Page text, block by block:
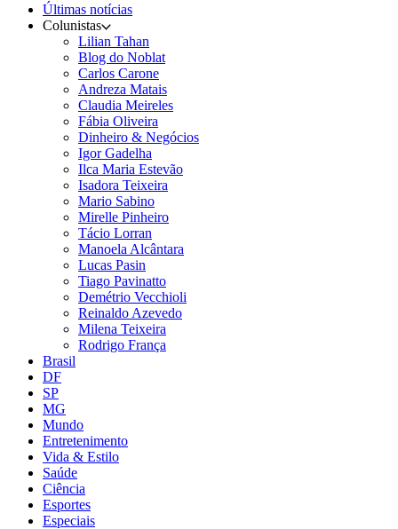
Últimas notícias
Colunistas
Lilian Tahan
Blog do Noblat
Carlos Carone
Andreza Matais
Claudia Meireles
Fábia Oliveira
Dinheiro & Negócios
Igor Gadelha
Ilca Maria Estevão
Isadora Teixeira
Mario Sabino
Mirelle Pinheiro
Tácio Lorran
Manoela Alcântara
Lucas Pasin
Tiago Pavinatto
Demétrio Vecchioli
Reinaldo Azevedo
Milena Teixeira
Rodrigo França
Brasil
DF
SP
MG
Mundo
Entretenimento
Vida & Estilo
Saúde
Ciência
Esportes
Especiais